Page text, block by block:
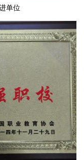
单位